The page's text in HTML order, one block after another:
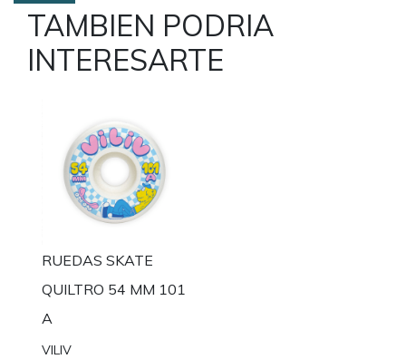
TAMBIEN PODRIA
INTERESARTE
RUEDAS SKATE
QUILTRO 54 MM 101
A
VILIV